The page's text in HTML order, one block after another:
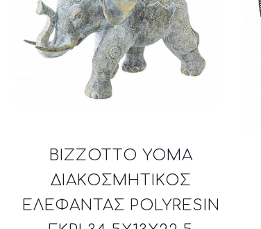
BIZZOTTO YOMA
ΔΙΑΚΟΣΜΗΤΙΚΟΣ
ΕΛΕΦΑΝΤΑΣ POLYRESIN